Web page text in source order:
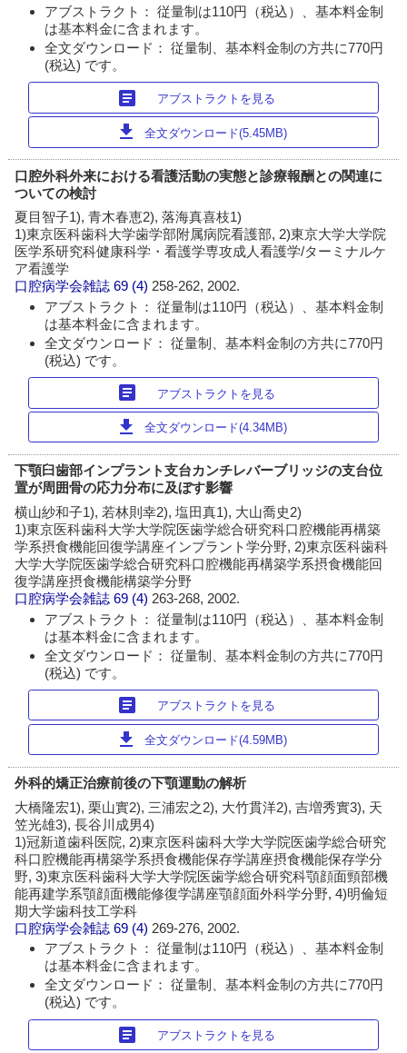
アブストラクト： 従量制は110円（税込）、基本料金制
は基本料金に含まれます。
全文ダウンロード： 従量制、基本料金制の方共に770円
(税込) です。
article アブストラクトを見る
download 全文ダウンロード(5.45MB)
口腔外科外来における看護活動の実態と診療報酬との関連に
ついての検討
夏目智子1), 青木春恵2), 落海真喜枝1)
1)東京医科歯科大学歯学部附属病院看護部, 2)東京大学大学院
医学系研究科健康科学・看護学専攻成人看護学/ターミナルケ
ア看護学
口腔病学会雑誌 69 (4) 258-262, 2002.
アブストラクト： 従量制は110円（税込）、基本料金制
は基本料金に含まれます。
全文ダウンロード： 従量制、基本料金制の方共に770円
(税込) です。
article アブストラクトを見る
download 全文ダウンロード(4.34MB)
下顎臼歯部インプラント支台カンチレバーブリッジの支台位
置が周囲骨の応力分布に及ぼす影響
横山紗和子1), 若林則幸2), 塩田真1), 大山喬史2)
1)東京医科歯科大学大学院医歯学総合研究科口腔機能再構築
学系摂食機能回復学講座インプラント学分野, 2)東京医科歯科
大学大学院医歯学総合研究科口腔機能再構築学系摂食機能回
復学講座摂食機能構築学分野
口腔病学会雑誌 69 (4) 263-268, 2002.
アブストラクト： 従量制は110円（税込）、基本料金制
は基本料金に含まれます。
全文ダウンロード： 従量制、基本料金制の方共に770円
(税込) です。
article アブストラクトを見る
download 全文ダウンロード(4.59MB)
外科的矯正治療前後の下顎運動の解析
大橋隆宏1), 栗山實2), 三浦宏之2), 大竹貫洋2), 吉増秀實3), 天
笠光雄3), 長谷川成男4)
1)冠新道歯科医院, 2)東京医科歯科大学大学院医歯学総合研究
科口腔機能再構築学系摂食機能保存学講座摂食機能保存学分
野, 3)東京医科歯科大学大学院医歯学総合研究科顎顔面頸部機
能再建学系顎顔面機能修復学講座顎顔面外科学分野, 4)明倫短
期大学歯科技工学科
口腔病学会雑誌 69 (4) 269-276, 2002.
アブストラクト： 従量制は110円（税込）、基本料金制
は基本料金に含まれます。
全文ダウンロード： 従量制、基本料金制の方共に770円
(税込) です。
article アブストラクトを見る